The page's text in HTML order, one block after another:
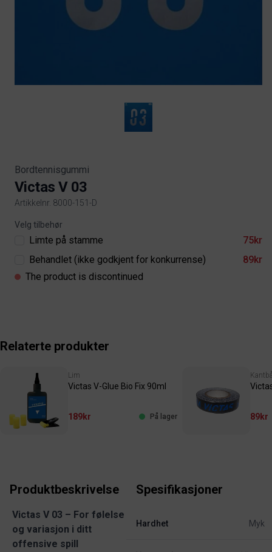
Bordtennisgummi
Victas V 03
Artikkelnr. 8000-151-D
Product information
Velg tilbehør
Limte på stamme
75kr
Behandlet (ikke godkjent for konkurrense)
89kr
The product is discontinued
Relaterte produkter
Lim
Victas V-Glue Bio Fix 90ml
189kr På lager 89kr
Produktbeskrivelse
Victas V 03 – For følelse
og variasjon i ditt
offensive spill
Spesifikasjoner
Hardhet Myk